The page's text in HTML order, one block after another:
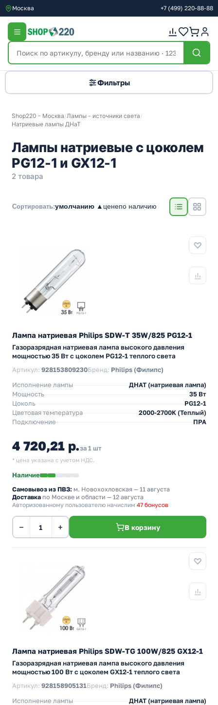
Москва +7 (499) 220-88-88
Фильтры
Shop220 - Москва/Лампы - источники света/
Натриевые лампы ДНаТ
Лампы натриевые с цоколем
PG12-1 и GX12-1
2 товара
Сортировать:умолчанию ▲ ценепо наличию
Лампа натриевая Philips SDW-T 35W/825 PG12-1
Газоразрядная натриевая лампа высокого давления
мощностью 35 Вт с цоколем PG12-1 теплого света
Артикул: 928153809230Бренд: Philips (Филипс)
Исполнение лампы
ДНАТ (натриевая лампа)
Мощность
35 Вт
Цоколь
PG12-1
Цветовая температура
2000-2700K (Теплый)
Подключение
ПРА
4 720,21 р.за 1 шт
* цена указана с учетом НДС.
Наличие
Самовывоз из ПВЗ: м. Новохохловская — 11 августа
Доставка по Москве и области — 12 августа
Авторизованному пользователю начислим 47 бонусов
− + В корзину
Лампа натриевая Philips SDW-TG 100W/825 GX12-1
Газоразрядная натриевая лампа высокого давления
мощностью 100 Вт с цоколем GX12-1 теплого света
Артикул: 928158905131Бренд: Philips (Филипс)
Исполнение лампы
ДНАТ (натриевая лампа)